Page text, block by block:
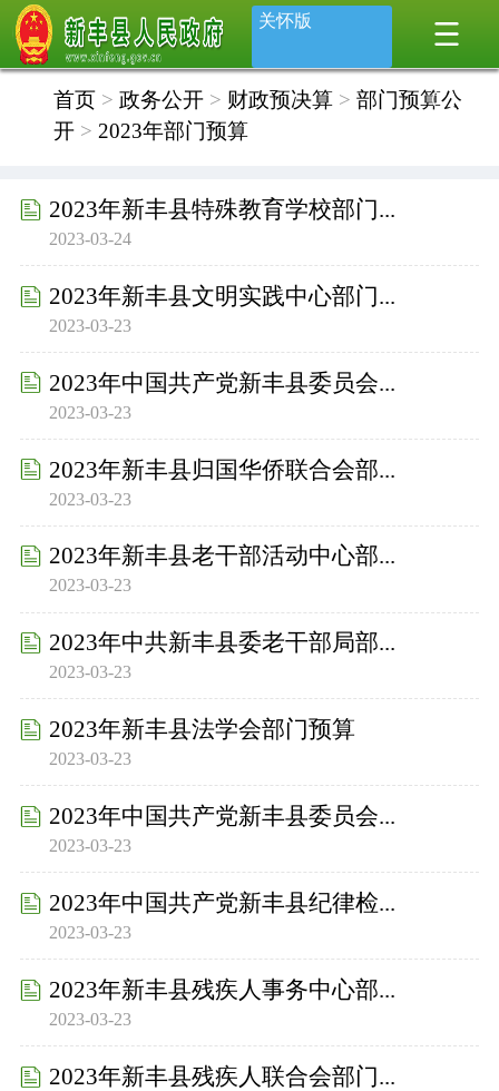
关怀版
首页> 政务公开> 财政预决算> 部门预算公
开> 2023年部门预算
2023年新丰县特殊教育学校部门...
2023-03-24
2023年新丰县文明实践中心部门...
2023-03-23
2023年中国共产党新丰县委员会...
2023-03-23
2023年新丰县归国华侨联合会部...
2023-03-23
2023年新丰县老干部活动中心部...
2023-03-23
2023年中共新丰县委老干部局部...
2023-03-23
2023年新丰县法学会部门预算
2023-03-23
2023年中国共产党新丰县委员会...
2023-03-23
2023年中国共产党新丰县纪律检...
2023-03-23
2023年新丰县残疾人事务中心部...
2023-03-23
2023年新丰县残疾人联合会部门...